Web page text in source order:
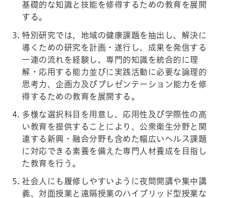
基礎的な知識と技能を修得するための教育を展開
する。
特別研究では、地域の健康課題を抽出し、解決に
導くための研究を計画・遂行し、成果を発信する
一連の流れを経験し、専門的知識を統合的に理
解・応用する能力並びに実践活動に必要な論理的
思考力、企画力及びプレゼンテーション能力を修
得するための教育を展開する。
多様な選択科目を用意し、応用性及び学際性の高
い教育を提供することにより、公衆衛生分野と関
連する新興・融合分野も含めた幅広いヘルス課題
に対応できる素養を備えた専門人材養成を目指し
た教育を行う。
社会人にも履修しやすいように夜間開講や集中講
義、対面授業と遠隔授業のハイブリッド型授業な